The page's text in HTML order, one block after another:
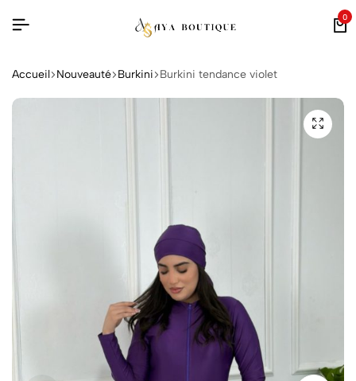
0
Accueil Nouveauté Burkini Burkini tendance violet